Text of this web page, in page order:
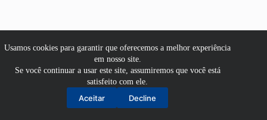
Usamos cookies para garantir que oferecemos a melhor experiência
em nosso site.
Se você continuar a usar este site, assumiremos que você está
satisfeito com ele.
Aceitar Decline